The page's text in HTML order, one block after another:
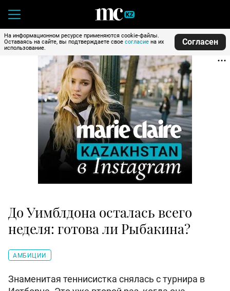
На информационном ресурсе применяются cookie-файлы.
Оставаясь на сайте, вы подтверждаете свое согласие на их
использование.
Согласен
До Уимблдона осталась всего
неделя: готова ли Рыбакина?
АМБИЦИИ
Знаменитая теннисистка снялась с турнира в